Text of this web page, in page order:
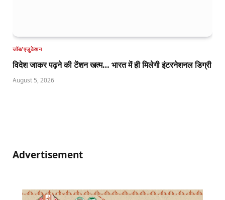
जॉब/एजुकेशन
विदेश जाकर पढ़ने की टेंशन खत्म… भारत में ही मिलेगी इंटरनेशनल डिग्री
August 5, 2026
Advertisement